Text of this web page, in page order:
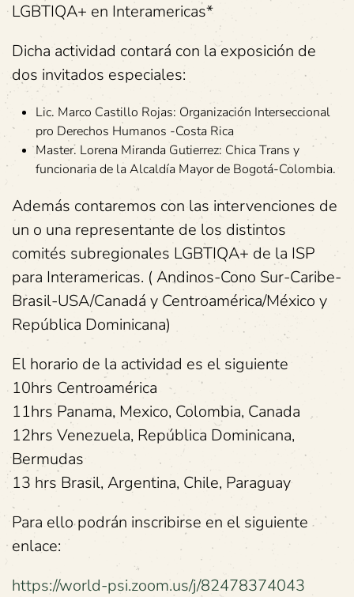
LGBTIQA+ en Interamericas*
Dicha actividad contará con la exposición de
dos invitados especiales:
Lic. Marco Castillo Rojas: Organización Interseccional
pro Derechos Humanos -Costa Rica
Master. Lorena Miranda Gutierrez: Chica Trans y
funcionaria de la Alcaldía Mayor de Bogotá-Colombia.
Además contaremos con las intervenciones de
un o una representante de los distintos
comités subregionales LGBTIQA+ de la ISP
para Interamericas. ( Andinos-Cono Sur-Caribe-
Brasil-USA/Canadá y Centroamérica/México y
República Dominicana)
El horario de la actividad es el siguiente
10hrs Centroamérica
11hrs Panama, Mexico, Colombia, Canada
12hrs Venezuela, República Dominicana,
Bermudas
13 hrs Brasil, Argentina, Chile, Paraguay
Para ello podrán inscribirse en el siguiente
enlace:
https://world-psi.zoom.us/j/82478374043